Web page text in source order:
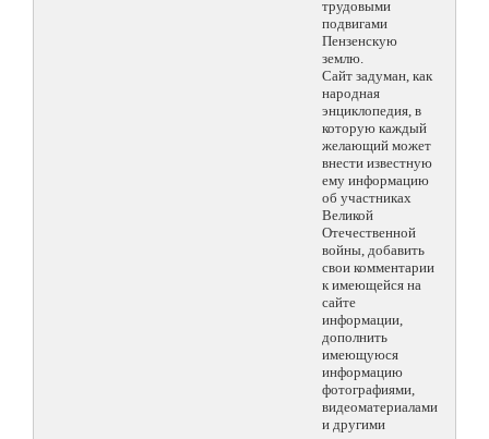
трудовыми
подвигами
Пензенскую
землю.
Сайт задуман, как
народная
энциклопедия, в
которую каждый
желающий может
внести известную
ему информацию
об участниках
Великой
Отечественной
войны, добавить
свои комментарии
к имеющейся на
сайте
информации,
дополнить
имеющуюся
информацию
фотографиями,
видеоматериалами
и другими